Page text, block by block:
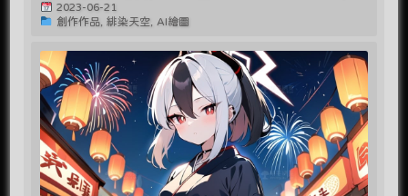
2023-06-21
創作作品, 緋染天空, AI繪圖